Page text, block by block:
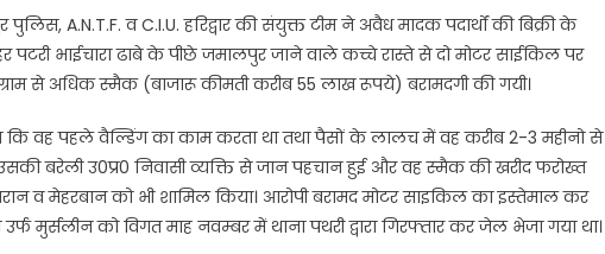
A.N.T.F. व C.I.U. हरिद्वार की संयुक्त टीम ने अवैध मादक पदार्थों की बिक्री के
भाईचारा ढाबे के पीछे जमालपुर जाने वाले कच्चे रास्ते से दो मोटर साईकिल पर
से अधिक स्मैक (बाजारू कीमती करीब 55 लाख रूपये) बरामदगी की गयी।
वह पहले वैल्डिंग का काम करता था तथा पैसों के लालच में वह करीब 2-3 महीनो से
बरेली उ0प्र0 निवासी व्यक्ति से जान पहचान हुई और वह स्मैक की खरीद फरोख्त
व मेहरबान को भी शामिल किया। आरोपी बरामद मोटर साइकिल का इस्तेमाल कर
मुर्सलीन को विगत माह नवम्बर में थाना पथरी द्वारा गिरफ्तार कर जेल भेजा गया था।